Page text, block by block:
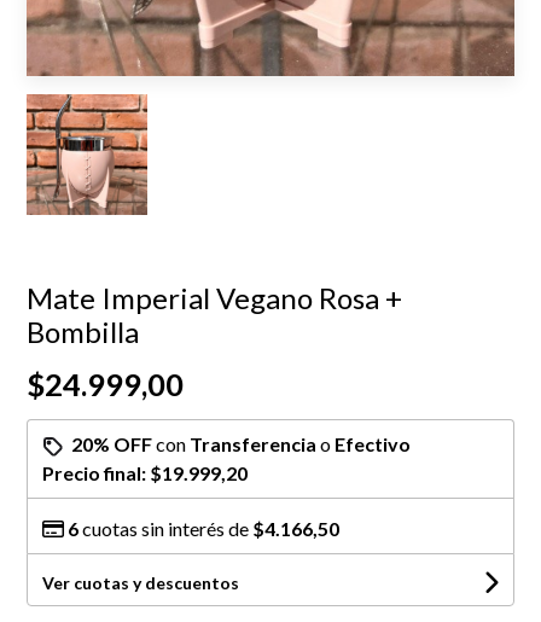
Mate Imperial Vegano Rosa +
Bombilla
$24.999,00
20% OFFcon Transferencia o Efectivo
Precio final: $19.999,20
6cuotas sin interés de $4.166,50
Ver cuotas y descuentos